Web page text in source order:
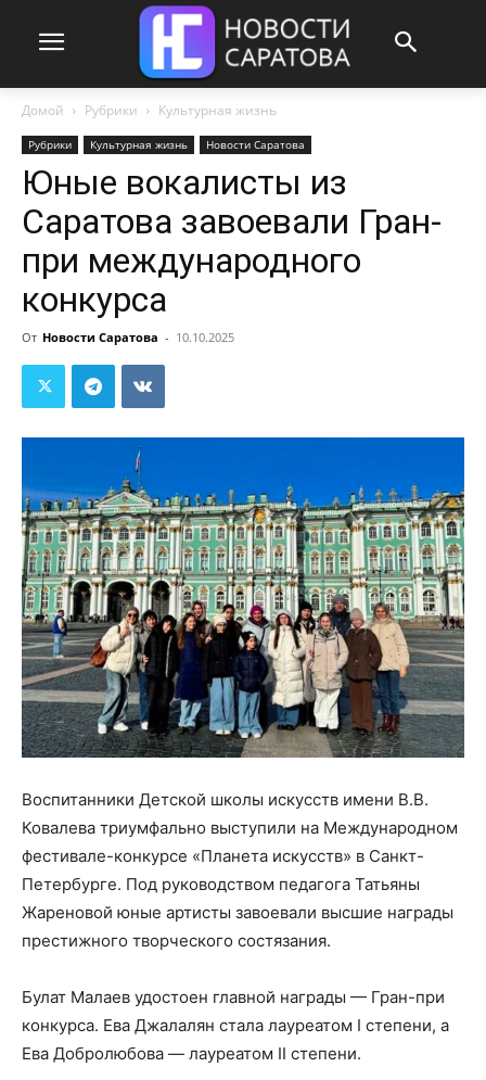
Домой Рубрики Культурная жизнь
Рубрики Культурная жизнь Новости Саратова
Юные вокалисты из
Саратова завоевали Гран-
при международного
конкурса
От Новости Саратова - 10.10.2025
Воспитанники Детской школы искусств имени В.В.
Ковалева триумфально выступили на Международном
фестивале-конкурсе «Планета искусств» в Санкт-
Петербурге. Под руководством педагога Татьяны
Жареновой юные артисты завоевали высшие награды
престижного творческого состязания.
Булат Малаев удостоен главной награды — Гран-при
конкурса. Ева Джалалян стала лауреатом I степени, а
Ева Добролюбова — лауреатом II степени.